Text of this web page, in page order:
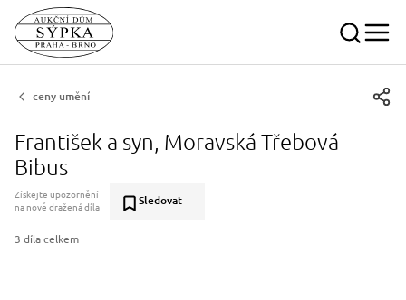
ceny umění
František a syn, Moravská Třebová
Bibus
Získejte upozornění
na nově dražená díla
Sledovat
3 díla celkem